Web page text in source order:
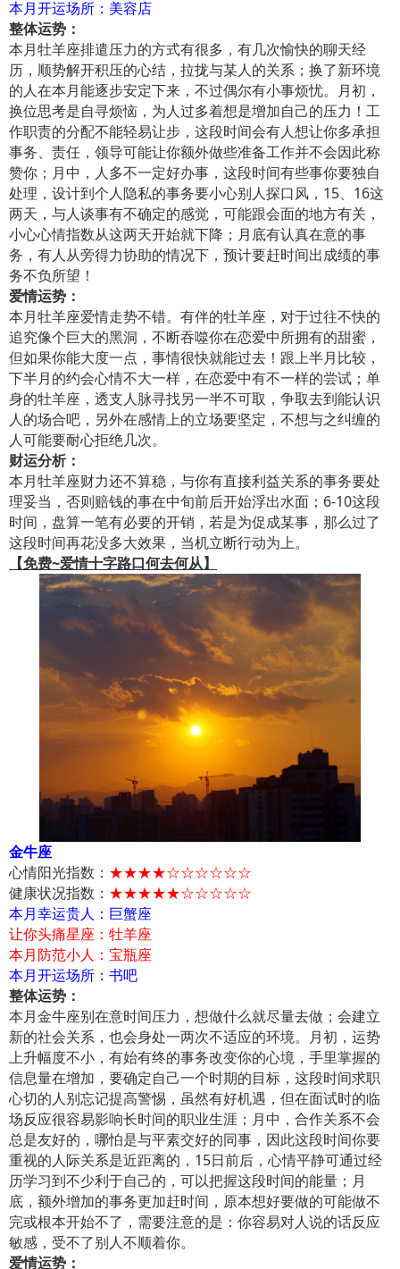
本月开运场所：美容店
整体运势：
本月牡羊座排遣压力的方式有很多，有几次愉快的聊天经
历，顺势解开积压的心结，拉拢与某人的关系；换了新环境
的人在本月能逐步安定下来，不过偶尔有小事烦忧。月初，
换位思考是自寻烦恼，为人过多着想是增加自己的压力！工
作职责的分配不能轻易让步，这段时间会有人想让你多承担
事务、责任，领导可能让你额外做些准备工作并不会因此称
赞你；月中，人多不一定好办事，这段时间有些事你要独自
处理，设计到个人隐私的事务要小心别人探口风，15、16这
两天，与人谈事有不确定的感觉，可能跟会面的地方有关，
小心心情指数从这两天开始就下降；月底有认真在意的事
务，有人从旁得力协助的情况下，预计要赶时间出成绩的事
务不负所望！
爱情运势：
本月牡羊座爱情走势不错。有伴的牡羊座，对于过往不快的
追究像个巨大的黑洞，不断吞噬你在恋爱中所拥有的甜蜜，
但如果你能大度一点，事情很快就能过去！跟上半月比较，
下半月的约会心情不大一样，在恋爱中有不一样的尝试；单
身的牡羊座，透支人脉寻找另一半不可取，争取去到能认识
人的场合吧，另外在感情上的立场要坚定，不想与之纠缠的
人可能要耐心拒绝几次。
财运分析：
本月牡羊座财力还不算稳，与你有直接利益关系的事务要处
理妥当，否则赔钱的事在中旬前后开始浮出水面；6-10这段
时间，盘算一笔有必要的开销，若是为促成某事，那么过了
这段时间再花没多大效果，当机立断行动为上。
【免费~爱情十字路口何去何从】
金牛座
心情阳光指数： ★★★★☆☆☆☆☆☆
健康状况指数： ★★★★★☆☆☆☆☆
本月幸运贵人：巨蟹座
让你头痛星座：牡羊座
本月防范小人：宝瓶座
本月开运场所：书吧
整体运势：
本月金牛座别在意时间压力，想做什么就尽量去做；会建立
新的社会关系，也会身处一两次不适应的环境。月初，运势
上升幅度不小，有始有终的事务改变你的心境，手里掌握的
信息量在增加，要确定自己一个时期的目标，这段时间求职
心切的人别忘记提高警惕，虽然有好机遇，但在面试时的临
场反应很容易影响长时间的职业生涯；月中，合作关系不会
总是友好的，哪怕是与平素交好的同事，因此这段时间你要
重视的人际关系是近距离的，15日前后，心情平静可通过经
历学习到不少利于自己的，可以把握这段时间的能量；月
底，额外增加的事务更加赶时间，原本想好要做的可能做不
完或根本开始不了，需要注意的是：你容易对人说的话反应
敏感，受不了别人不顺着你。
爱情运势：